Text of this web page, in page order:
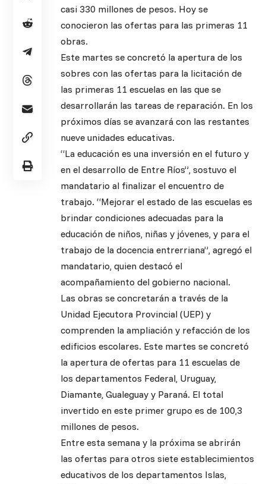
casi 330 millones de pesos. Hoy se
conocieron las ofertas para las primeras 11
obras.
Este martes se concretó la apertura de los
sobres con las ofertas para la licitación de
las primeras 11 escuelas en las que se
desarrollarán las tareas de reparación. En los
próximos días se avanzará con las restantes
nueve unidades educativas.
“La educación es una inversión en el futuro y
en el desarrollo de Entre Ríos”, sostuvo el
mandatario al finalizar el encuentro de
trabajo. “Mejorar el estado de las escuelas es
brindar condiciones adecuadas para la
educación de niños, niñas y jóvenes, y para el
trabajo de la docencia entrerriana”, agregó el
mandatario, quien destacó el
acompañamiento del gobierno nacional.
Las obras se concretarán a través de la
Unidad Ejecutora Provincial (UEP) y
comprenden la ampliación y refacción de los
edificios escolares. Este martes se concretó
la apertura de ofertas para 11 escuelas de
los departamentos Federal, Uruguay,
Diamante, Gualeguay y Paraná. El total
invertido en este primer grupo es de 100,3
millones de pesos.
Entre esta semana y la próxima se abrirán
las ofertas para otros siete establecimientos
educativos de los departamentos Islas,